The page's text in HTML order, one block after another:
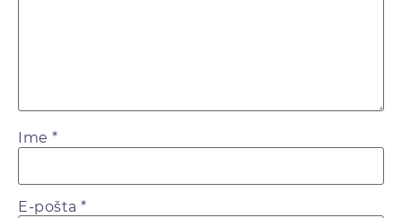
Ime *
E-pošta *